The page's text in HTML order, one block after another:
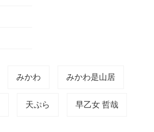
みかわ みかわ是山居
天ぷら 早乙女 哲哉